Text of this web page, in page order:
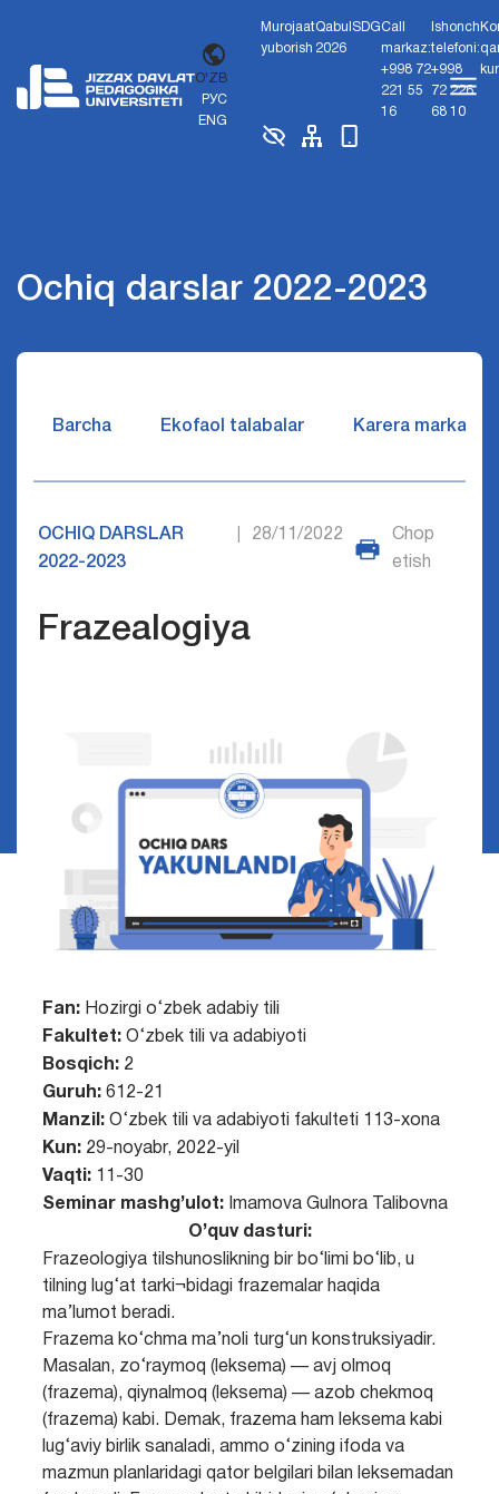
O'ZB
РУС
ENG
Murojaat
yuborish
Qabul
2026
SDGCall
markaz:
+998 72
221 55
16
Ishonch
telefoni:
+998
72 226
68 10
Ochiq darslar 2022-2023
Barcha Ekofaol talabalar Karera markazi
OCHIQ DARSLAR
2022-2023
28/11/2022
Chop
etish
Frazealogiya
Fan: Hozirgi o‘zbek adabiy tili
Fakultet: O‘zbek tili va adabiyoti
Bosqich: 2
Guruh: 612-21
Manzil: O‘zbek tili va adabiyoti fakulteti 113-xona
Kun: 29-noyabr, 2022-yil
Vaqti: 11-30
Seminar mashg’ulot:
Imamova Gulnora Talibovna
O’quv dasturi:
Frazeologiya tilshunoslikning bir bo‘limi bo‘lib, u
tilning lug‘at tarki¬bidagi frazemalar haqida
ma’lumot beradi.
Frazema ko‘chma ma’noli turg‘un konstruksiyadir.
Masalan, zo‘raymoq (leksema) — avj olmoq
(frazema), qiynalmoq (leksema) — azob chekmoq
(frazema) kabi. Demak, frazema ham leksema kabi
lug‘aviy birlik sanaladi, ammo o‘zining ifoda va
mazmun planlaridagi qator belgilari bilan leksemadan